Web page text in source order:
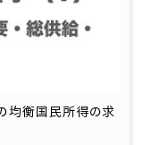
均衡国民所得の求